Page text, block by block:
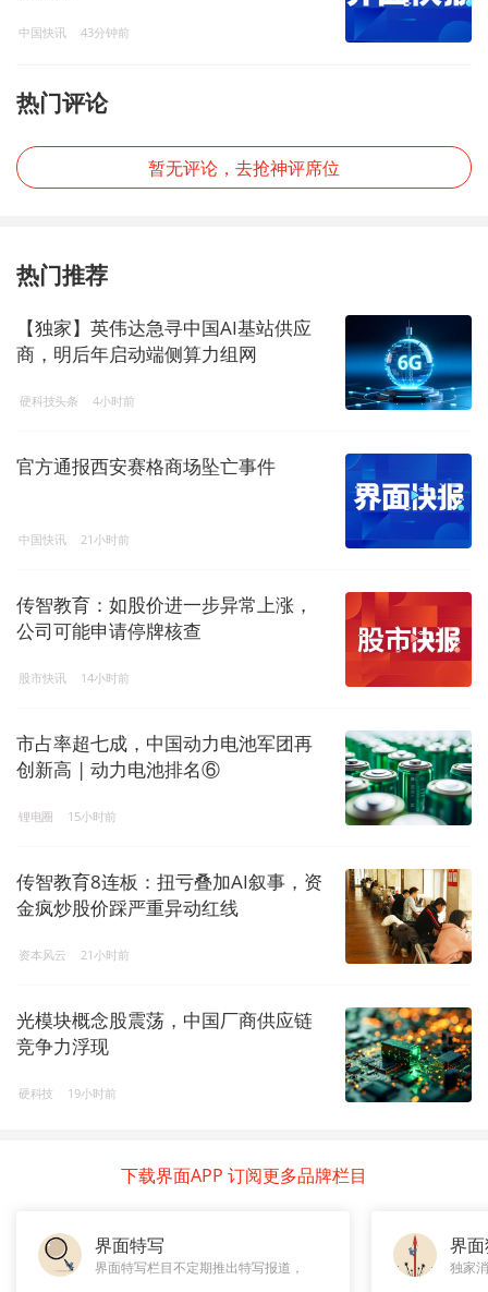
中国快讯 43分钟前
热门评论
暂无评论，去抢神评席位
热门推荐
【独家】英伟达急寻中国AI基站供应
商，明后年启动端侧算力组网
硬科技头条 4小时前
官方通报西安赛格商场坠亡事件
中国快讯 21小时前
传智教育：如股价进一步异常上涨，
公司可能申请停牌核查
股市快讯 14小时前
市占率超七成，中国动力电池军团再
创新高 | 动力电池排名⑥
锂电圈 15小时前
传智教育8连板：扭亏叠加AI叙事，资
金疯炒股价踩严重异动红线
资本风云 21小时前
光模块概念股震荡，中国厂商供应链
竞争力浮现
硬科技 19小时前
下载界面APP 订阅更多品牌栏目
界面特写
界面特写栏目不定期推出特写报道，
界
独家